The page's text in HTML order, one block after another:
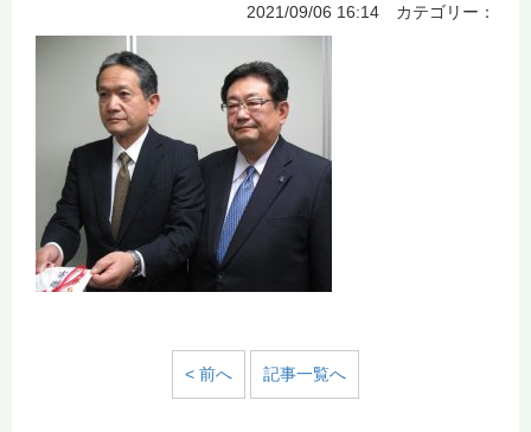
2021/09/06 16:14 カテゴリー：
< 前へ 記事一覧へ